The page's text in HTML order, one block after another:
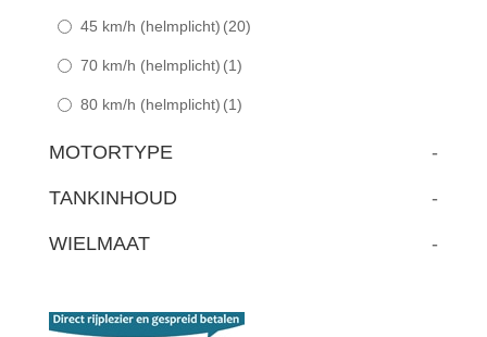
45 km/h (helmplicht) (20)
70 km/h (helmplicht) (1)
80 km/h (helmplicht) (1)
MOTORTYPE -
TANKINHOUD -
WIELMAAT -